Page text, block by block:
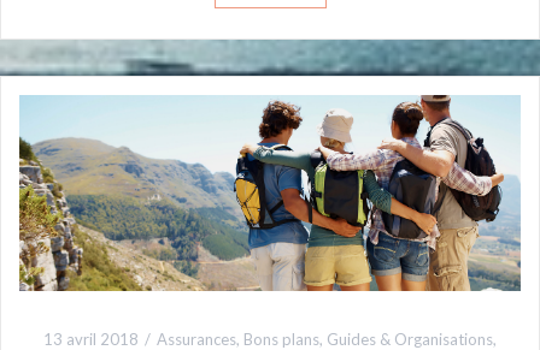
13 avril 2018 Assurances, Bons plans, Guides & Organisations,